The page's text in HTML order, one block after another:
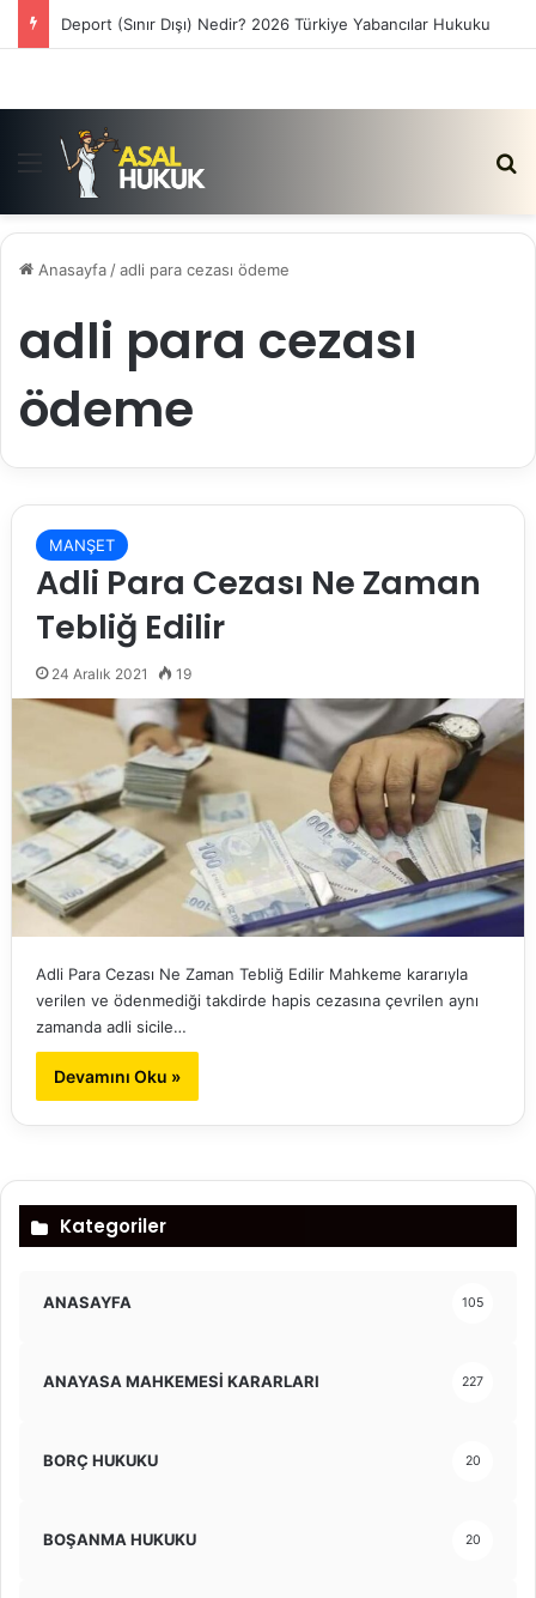
Deport (Sınır Dışı) Nedir? 2026 Türkiye Yabancılar Hukuku
Menü
Anasayfa /adli para cezası ödeme
adli para cezası
ödeme
MANŞET
Adli Para Cezası Ne Zaman
Tebliğ Edilir
24 Aralık 2021 19
Adli Para Cezası Ne Zaman Tebliğ Edilir Mahkeme kararıyla
verilen ve ödenmediği takdirde hapis cezasına çevrilen aynı
zamanda adli sicile…
Devamını Oku »
Kategoriler
ANASAYFA 105
ANAYASA MAHKEMESİ KARARLARI 227
BORÇ HUKUKU 20
BOŞANMA HUKUKU 20